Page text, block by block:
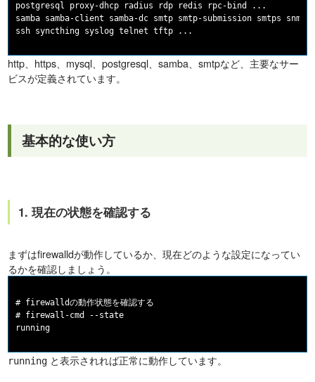
postgresql proxy-dhcp radius rdp redis rpc-bind ...
samba samba-client samba-dc smtp smtp-submission smtps
http、https、mysql、postgresql、samba、smtpなど、主要なサー
ビスが定義されています。
基本的な使い方
1. 現在の状態を確認する
まずはfirewalldが動作しているか、現在どのような設定になってい
るかを確認しましょう。
# firewalldの動作状態を確認する
# firewall-cmd --state
running と表示されれば正常に動作しています。